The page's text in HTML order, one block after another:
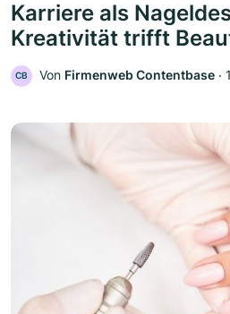
Karriere als
Kreativität trifft
CB Von Firmenweb Contentbase ‧